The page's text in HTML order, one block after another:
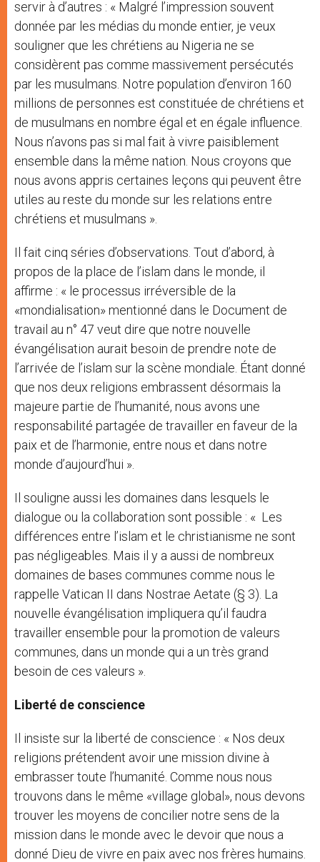
servir à d’autres : « Malgré l’impression souvent
donnée par les médias du monde entier, je veux
souligner que les chrétiens au Nigeria ne se
considèrent pas comme massivement persécutés
par les musulmans. Notre population d’environ 160
millions de personnes est constituée de chrétiens et
de musulmans en nombre égal et en égale influence.
Nous n’avons pas si mal fait à vivre paisiblement
ensemble dans la même nation. Nous croyons que
nous avons appris certaines leçons qui peuvent être
utiles au reste du monde sur les relations entre
chrétiens et musulmans ».
Il fait cinq séries d’observations. Tout d’abord, à
propos de la place de l’islam dans le monde, il
affirme : « le processus irréversible de la
«mondialisation» mentionné dans le Document de
travail au n° 47 veut dire que notre nouvelle
évangélisation aurait besoin de prendre note de
l’arrivée de l’islam sur la scène mondiale. Étant donné
que nos deux religions embrassent désormais la
majeure partie de l’humanité, nous avons une
responsabilité partagée de travailler en faveur de la
paix et de l’harmonie, entre nous et dans notre
monde d’aujourd’hui ».
Il souligne aussi les domaines dans lesquels le
dialogue ou la collaboration sont possible : « Les
différences entre l’islam et le christianisme ne sont
pas négligeables. Mais il y a aussi de nombreux
domaines de bases communes comme nous le
rappelle Vatican II dans Nostrae Aetate (§ 3). La
nouvelle évangélisation impliquera qu’il faudra
travailler ensemble pour la promotion de valeurs
communes, dans un monde qui a un très grand
besoin de ces valeurs ».
Liberté de conscience
Il insiste sur la liberté de conscience : « Nos deux
religions prétendent avoir une mission divine à
embrasser toute l’humanité. Comme nous nous
trouvons dans le même «village global», nous devons
trouver les moyens de concilier notre sens de la
mission dans le monde avec le devoir que nous a
donné Dieu de vivre en paix avec nos frères humains.